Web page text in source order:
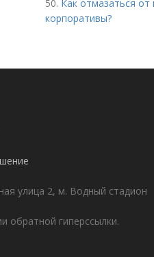
50. Как отмазаться
корпоративы?
улица 2, м. Водный стадион
обратной гиперссылки.